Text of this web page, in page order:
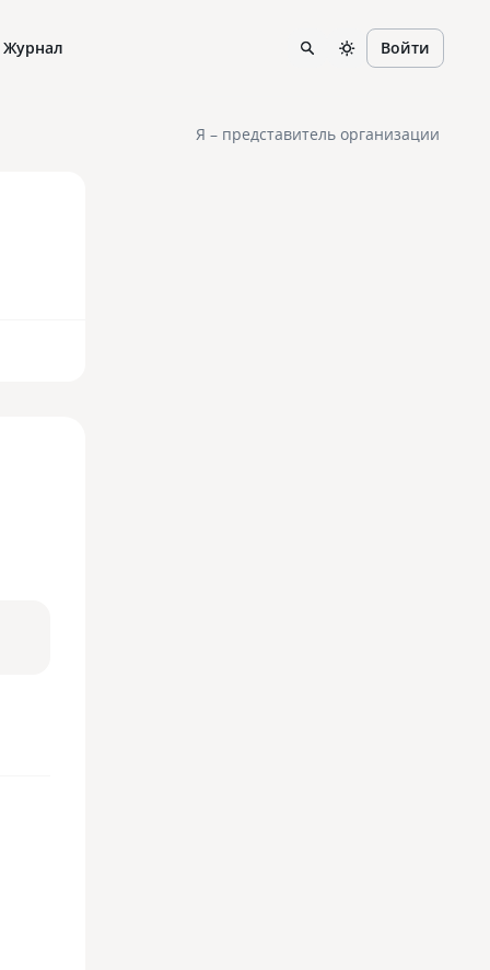
Журнал Войти
Я – представитель организации